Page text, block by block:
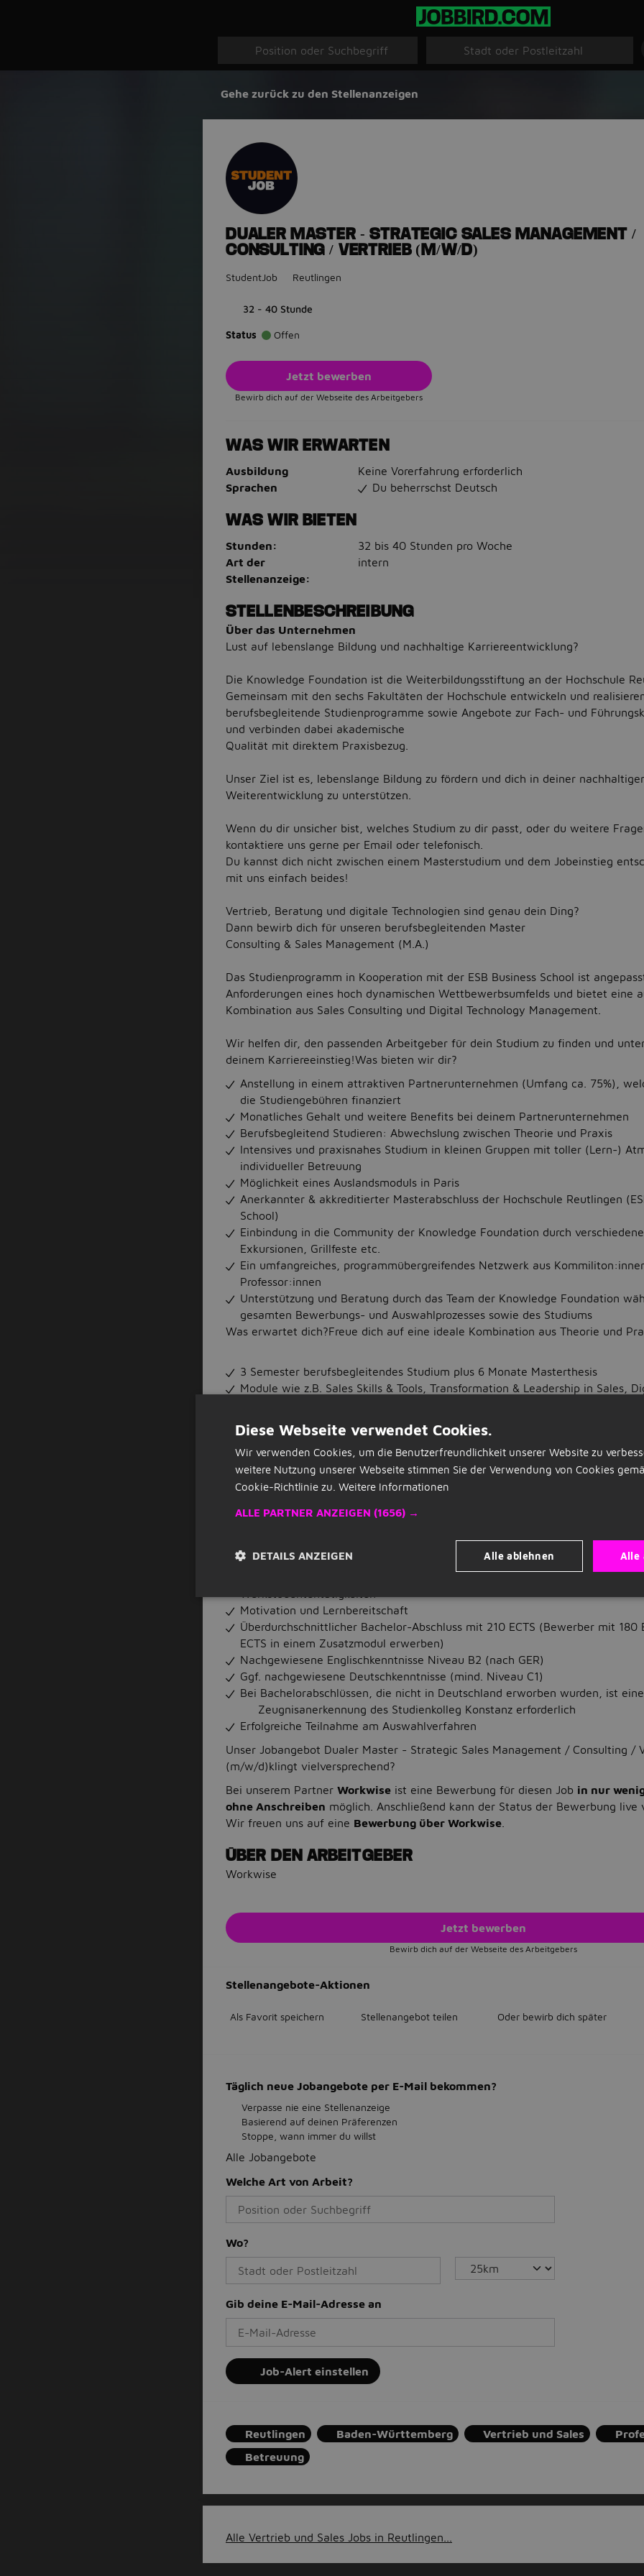
Gehe zurück zu den Stellenanzeigen
DUALER MASTER - STRATEGIC SALES MANAGEMENT /
CONSULTING / VERTRIEB (M/W/D)
StudentJob Reutlingen
32 - 40 Stunde
Status Offen
Jetzt bewerben
Bewirb dich auf der Webseite des Arbeitgebers
WAS WIR ERWARTEN
Ausbildung
Keine Vorerfahrung erforderlich
Sprachen
Du beherrschst Deutsch
WAS WIR BIETEN
Stunden:
32 bis 40 Stunden pro Woche
Art der
Stellenanzeige:
intern
STELLENBESCHREIBUNG
Über das Unternehmen
Lust auf lebenslange Bildung und nachhaltige Karriereentwicklung?
Die Knowledge Foundation ist die Weiterbildungsstiftung an der Hochschule
Gemeinsam mit den sechs Fakultäten der Hochschule entwickeln und
berufsbegleitende Studienprogramme sowie Angebote zur Fach- und
und verbinden dabei akademische
Qualität mit direktem Praxisbezug.
Unser Ziel ist es, lebenslange Bildung zu fördern und dich in deiner
Weiterentwicklung zu unterstützen.
Wenn du dir unsicher bist, welches Studium zu dir passt, oder du weitere
kontaktiere uns gerne per Email oder telefonisch.
Du kannst dich nicht zwischen einem Masterstudium und dem Jobeinstieg
mit uns einfach beides!
Vertrieb, Beratung und digitale Technologien sind genau dein Ding?
Dann bewirb dich für unseren berufsbegleitenden Master
Consulting & Sales Management (M.A.)
Das Studienprogramm in Kooperation mit der ESB Business School ist
Anforderungen eines hoch dynamischen Wettbewerbsumfelds und bietet eine
Kombination aus Sales Consulting und Digital Technology Management.
Wir helfen dir, den passenden Arbeitgeber für dein Studium zu finden und
deinem Karriereeinstieg!Was bieten wir dir?
Anstellung in einem attraktiven Partnerunternehmen (Umfang ca. 75%),
die Studiengebühren finanziert
Monatliches Gehalt und weitere Benefits bei deinem Partnerunternehmen
Berufsbegleitend Studieren: Abwechslung zwischen Theorie und Praxis
Intensives und praxisnahes Studium in kleinen Gruppen mit toller (Lern-)
individueller Betreuung
Möglichkeit eines Auslandsmoduls in Paris
Anerkannter & akkreditierter Masterabschluss der Hochschule Reutlingen
School)
Einbindung in die Community der Knowledge Foundation durch
Exkursionen, Grillfeste etc.
Ein umfangreiches, programmübergreifendes Netzwerk aus
Professor:innen
Unterstützung und Beratung durch das Team der Knowledge Foundation
gesamten Bewerbungs- und Auswahlprozesses sowie des Studiums
Was erwartet dich?Freue dich auf eine ideale Kombination aus Theorie und
3 Semester berufsbegleitendes Studium plus 6 Monate Masterthesis
Module wie z.B. Sales Skills & Tools, Transformation & Leadership in Sales,
Praxisbezogene Lehre durch Professor:innen der ESB Business School, sowie
Expert:innen aus der Praxis
Eine tolle (Lern-) Atmosphäre in kleinen Gruppen
Optimale Kombination aus theoretischen Unterrichtsinhalten und praktischer
Spannende und verantwortungsvolle Projekte in deinem
Was solltest du mitbringen?
Motivation und Lernbereitschaft
Überdurchschnittlicher Bachelor-Abschluss mit 210 ECTS (Bewerber mit 180
ECTS in einem Zusatzmodul erwerben)
Nachgewiesene Englischkenntnisse Niveau B2 (nach GER)
Ggf. nachgewiesene Deutschkenntnisse (mind. Niveau C1)
Bei Bachelorabschlüssen, die nicht in Deutschland erworben wurden, ist eine
Zeugnisanerkennung des Studienkolleg Konstanz erforderlich
Erfolgreiche Teilnahme am Auswahlverfahren
Unser Jobangebot Dualer Master - Strategic Sales Management / Consulting /
(m/w/d)klingt vielversprechend?
Bei unserem Partner Workwise ist eine Bewerbung für diesen Job in nur
ohne Anschreiben möglich. Anschließend kann der Status der Bewerbung live
Wir freuen uns auf eine Bewerbung über Workwise
ÜBER DEN ARBEITGEBER
Workwise
Jetzt bewerben
Bewirb dich auf der Webseite des Arbeitgebers
Stellenangebote-Aktionen
Als Favorit speichern Stellenangebot teilen Oder bewirb dich später
Täglich neue Jobangebote per E-Mail bekommen?
Verpasse nie eine Stellenanzeige
Basierend auf deinen Präferenzen
Stoppe, wann immer du willst
Alle Jobangebote
Welche Art von Arbeit?
Wo?
Gib deine E-Mail-Adresse an
Job-Alert einstellen
Reutlingen Baden-Württemberg Vertrieb und Sales
Betreuung
Alle Vertrieb und Sales Jobs in Reutlingen...
Diese Webseite verwendet Cookies.
Wir verwenden Cookies, um die Benutzerfreundlichkeit unserer Website zu
weitere Nutzung unserer Webseite stimmen Sie der Verwendung von Cookies
Cookie-Richtlinie zu. Weitere Informationen
ALLE PARTNER ANZEIGEN (1656) →
Alle
Alle ablehnen
DETAILS ANZEIGEN